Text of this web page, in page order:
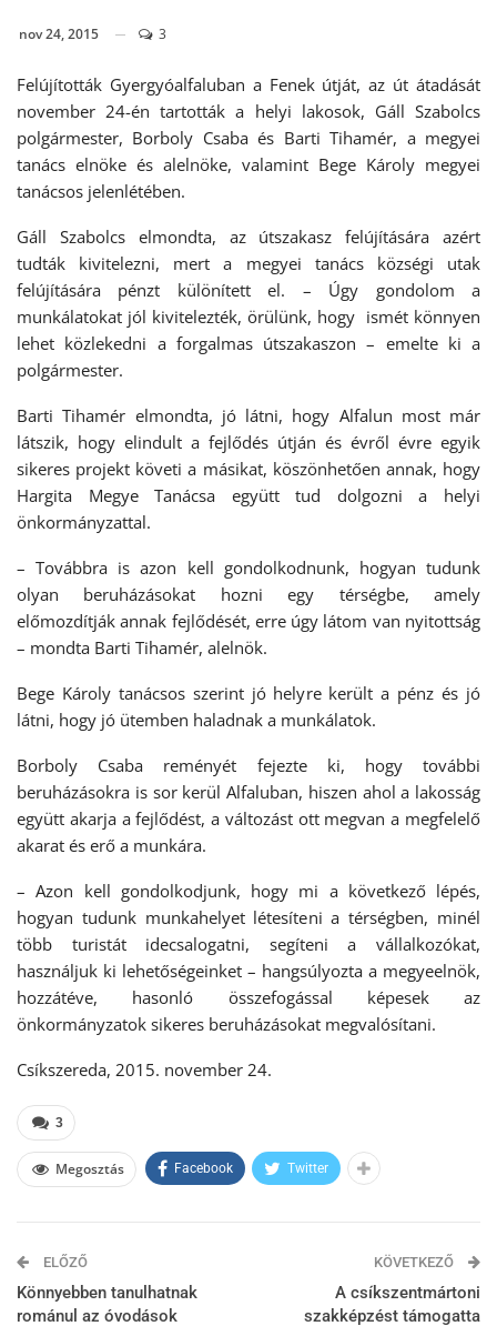
nov 24, 2015 3
Felújították Gyergyóalfaluban a Fenek útját, az út átadását
november 24-én tartották a helyi lakosok, Gáll Szabolcs
polgármester, Borboly Csaba és Barti Tihamér, a megyei
tanács elnöke és alelnöke, valamint Bege Károly megyei
tanácsos jelenlétében.
Gáll Szabolcs elmondta, az útszakasz felújítására azért
tudták kivitelezni, mert a megyei tanács községi utak
felújítására pénzt különített el. – Úgy gondolom a
munkálatokat jól kivitelezték, örülünk, hogy ismét könnyen
lehet közlekedni a forgalmas útszakaszon – emelte ki a
polgármester.
Barti Tihamér elmondta, jó látni, hogy Alfalun most már
látszik, hogy elindult a fejlődés útján és évről évre egyik
sikeres projekt követi a másikat, köszönhetően annak, hogy
Hargita Megye Tanácsa együtt tud dolgozni a helyi
önkormányzattal.
– Továbbra is azon kell gondolkodnunk, hogyan tudunk
olyan beruházásokat hozni egy térségbe, amely
előmozdítják annak fejlődését, erre úgy látom van nyitottság
– mondta Barti Tihamér, alelnök.
Bege Károly tanácsos szerint jó helyre került a pénz és jó
látni, hogy jó ütemben haladnak a munkálatok.
Borboly Csaba reményét fejezte ki, hogy további
beruházásokra is sor kerül Alfaluban, hiszen ahol a lakosság
együtt akarja a fejlődést, a változást ott megvan a megfelelő
akarat és erő a munkára.
– Azon kell gondolkodjunk, hogy mi a következő lépés,
hogyan tudunk munkahelyet létesíteni a térségben, minél
több turistát idecsalogatni, segíteni a vállalkozókat,
használjuk ki lehetőségeinket – hangsúlyozta a megyeelnök,
hozzátéve, hasonló összefogással képesek az
önkormányzatok sikeres beruházásokat megvalósítani.
Csíkszereda, 2015. november 24.
3
Megosztás Facebook Twitter
ELŐZŐ
Könnyebben tanulhatnak
románul az óvodások
KÖVETKEZŐ
A csíkszentmártoni
szakképzést támogatta